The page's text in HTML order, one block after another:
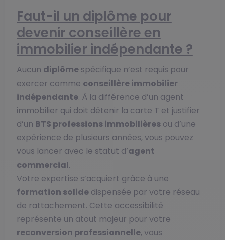
Faut-il un diplôme pour
devenir conseillère en
immobilier indépendante ?
Aucun diplômespécifique n’est requis pour
exercer comme conseillère immobilier
indépendante. À la différence d’un agent
immobilier qui doit détenir la carte T et justifier
d’un BTS professions immobilièresou d’une
expérience de plusieurs années, vous pouvez
vous lancer avec le statut d’agent
commercial.
Votre expertise s’acquiert grâce à une
formation solidedispensée par votre réseau
de rattachement. Cette accessibilité
représente un atout majeur pour votre
reconversion professionnelle, vous